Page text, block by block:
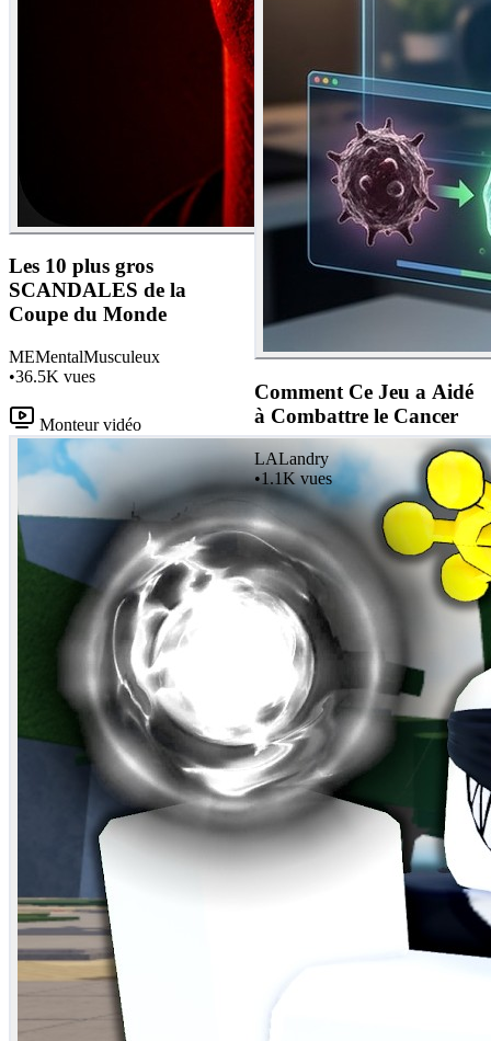
Les 10 plus gros
SCANDALES de la
Coupe du Monde
MEMentalMusculeux
•36.5K vues
Monteur vidéo
Comment Ce Jeu a Aidé
à Combattre le Cancer
LALandry
•1.1K vues